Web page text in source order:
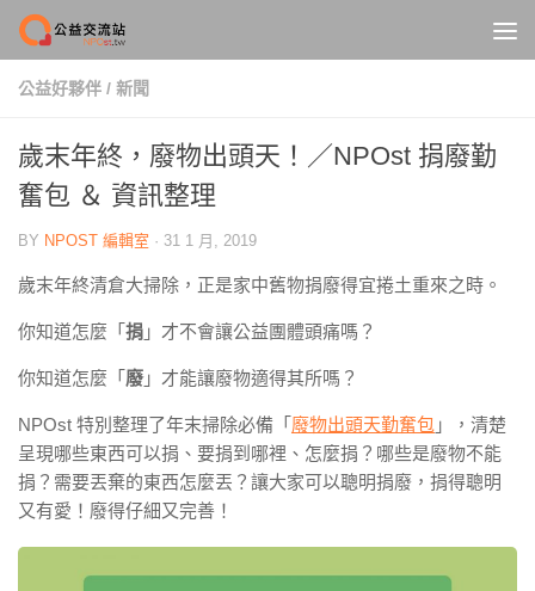
Skip to content
公益好夥伴 / 新聞
歲末年終，廢物出頭天！／NPOst 捐廢勤
奮包 ＆ 資訊整理
BY NPOST 編輯室 · 31 1 月, 2019
歲末年終清倉大掃除，正是家中舊物捐廢得宜捲土重來之時。
你知道怎麼「 捐 」才不會讓公益團體頭痛嗎？
你知道怎麼「 廢」才能讓廢物適得其所嗎？
NPOst 特別整理了年末掃除必備「 廢物出頭天勤奮包 」，清楚
呈現哪些東西可以捐、要捐到哪裡、怎麼捐？哪些是廢物不能
捐？需要丟棄的東西怎麼丟？讓大家可以聰明捐廢，捐得聰明
又有愛！廢得仔細又完善！